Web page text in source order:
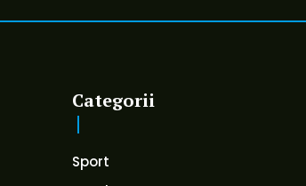
Categorii
Sport